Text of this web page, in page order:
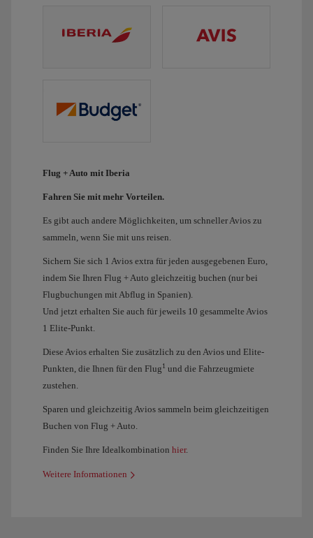
Flug + Auto mit Iberia
Fahren Sie mit mehr Vorteilen.
Es gibt auch andere Möglichkeiten, um schneller Avios zu
sammeln, wenn Sie mit uns reisen.
Sichern Sie sich 1 Avios extra für jeden ausgegebenen Euro,
indem Sie Ihren Flug + Auto gleichzeitig buchen (nur bei
Flugbuchungen mit Abflug in Spanien).
Und jetzt erhalten Sie auch für jeweils 10 gesammelte Avios
1 Elite-Punkt.
Diese Avios erhalten Sie zusätzlich zu den Avios und Elite-
Punkten, die Ihnen für den Flug1 und die Fahrzeugmiete
zustehen.
Sparen und gleichzeitig Avios sammeln beim gleichzeitigen
Buchen von Flug + Auto.
Finden Sie Ihre Idealkombination hier.
Weitere Informationen